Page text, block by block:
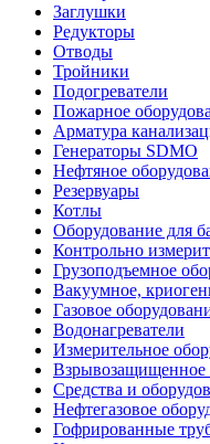
Заглушки
Редукторы
Отводы
Тройники
Подогреватели
Пожарное
Арматура
Генераторы SDMO
Нефтяное
Резервуары
Котлы
Оборудование для
Контрольно
Грузоподъемное
Вакуумное,
Газовое
Водонагреватели
Измерительное
Взрывозащищенное
Средства и
Нефтегазовое
Гофрированные